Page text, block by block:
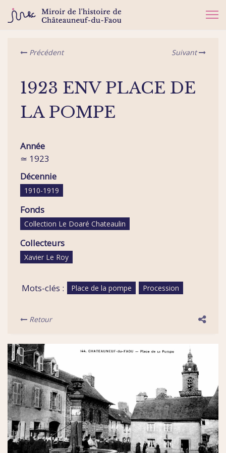
Précédent Suivant
1923 ENV PLACE DE
LA POMPE
Année
≃ 1923
Décennie
1910-1919
Fonds
Collection Le Doaré Chateaulin
Collecteurs
Xavier Le Roy
Mots-clés : Place de la pompe Procession
Retour